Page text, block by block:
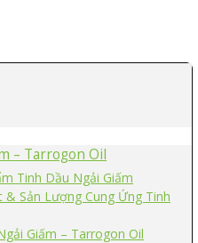
– Tarrogon Oil
Tinh Dầu Ngải Giấm
& Sản Lượng Cung Ứng Tinh
Giấm – Tarrogon Oil